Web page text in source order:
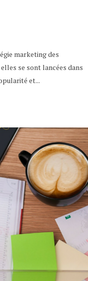
marketing des
se sont lancées dans
et...